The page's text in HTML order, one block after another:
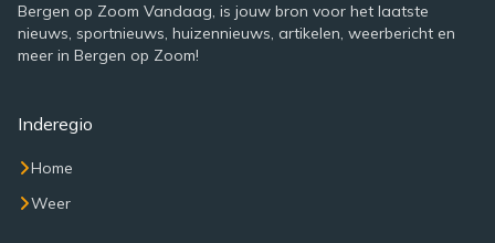
Bergen op Zoom Vandaag, is jouw bron voor het laatste
nieuws, sportnieuws, huizennieuws, artikelen, weerbericht en
meer in Bergen op Zoom!
Inderegio
Home
Weer